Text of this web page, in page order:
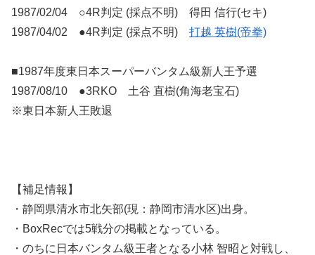
1987/02/04 ○4R判定 (採点不明) 得田 信行(セキ)
1987/04/02 ●4R判定 (採点不明) 打越 英樹(帝拳)
■1987年度東日本スーパーバンタム級新人王予選
1987/08/10 ●3RKO 土谷 直樹(角海老宝石)
※東日本新人王敗退
【補足情報】
・静岡県清水市北矢部(現：静岡市清水区)出身。
・BoxRecでは5戦分の掲載となっている。
・のちに日本バンタム級王者となる小林 智昭と対戦し、